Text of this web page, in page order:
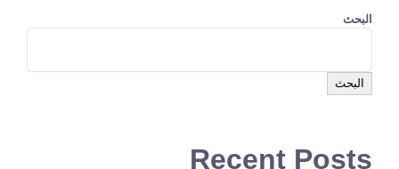
البحث
البحث
Recent Posts